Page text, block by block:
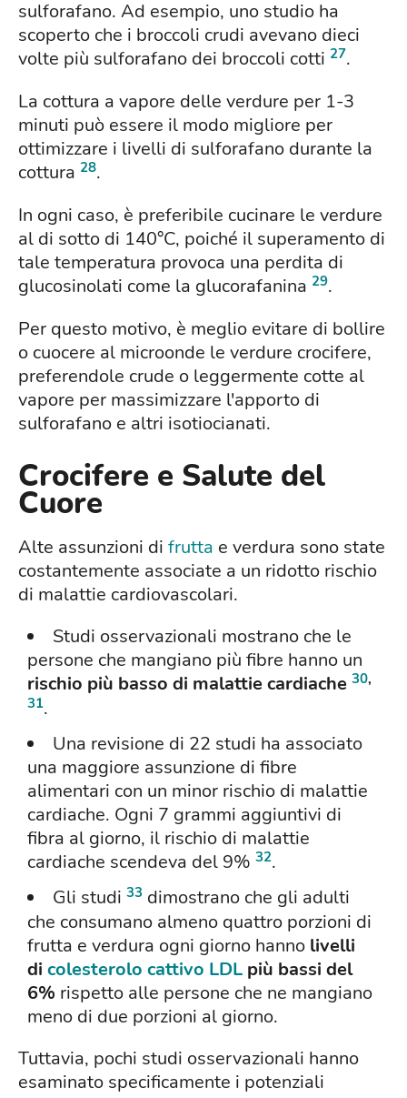
sulforafano. Ad esempio, uno studio ha
scoperto che i broccoli crudi avevano dieci
volte più sulforafano dei broccoli cotti 27.
La cottura a vapore delle verdure per 1-3
minuti può essere il modo migliore per
ottimizzare i livelli di sulforafano durante la
cottura 28.
In ogni caso, è preferibile cucinare le verdure
al di sotto di 140°C, poiché il superamento di
tale temperatura provoca una perdita di
glucosinolati come la glucorafanina 29.
Per questo motivo, è meglio evitare di bollire
o cuocere al microonde le verdure crocifere,
preferendole crude o leggermente cotte al
vapore per massimizzare l'apporto di
sulforafano e altri isotiocianati.
Crocifere e Salute del
Cuore
Alte assunzioni di frutta e verdura sono state
costantemente associate a un ridotto rischio
di malattie cardiovascolari.
Studi osservazionali mostrano che le
persone che mangiano più fibre hanno un
rischio più basso di malattie cardiache 30,
31.
Una revisione di 22 studi ha associato
una maggiore assunzione di fibre
alimentari con un minor rischio di malattie
cardiache. Ogni 7 grammi aggiuntivi di
fibra al giorno, il rischio di malattie
cardiache scendeva del 9% 32.
Gli studi 33 dimostrano che gli adulti
che consumano almeno quattro porzioni di
frutta e verdura ogni giorno hanno livelli
di colesterolo cattivo LDL più bassi del
6% rispetto alle persone che ne mangiano
meno di due porzioni al giorno.
Tuttavia, pochi studi osservazionali hanno
esaminato specificamente i potenziali